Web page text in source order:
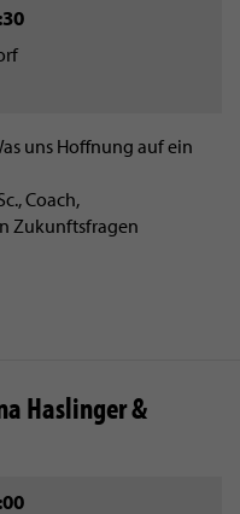
uns Hoffnung auf ein
Coach,
Zukunftsfragen
Haslinger &